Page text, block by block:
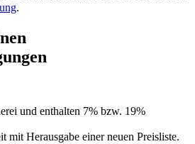
.
und enthalten 7% bzw. 19%
mit Herausgabe einer neuen Preisliste.